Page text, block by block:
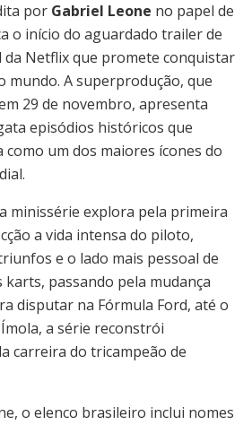
por Gabriel Leone no papel de
o início do aguardado trailer de
da Netflix que promete conquistar
mundo. A superprodução, que
29 de novembro, apresenta
episódios históricos que
um dos maiores ícones do
minissérie explora pela primeira
a vida intensa do piloto,
e o lado mais pessoal de
passando pela mudança
disputar na Fórmula Ford, até o
a série reconstrói
carreira do tricampeão de
o elenco brasileiro inclui nomes